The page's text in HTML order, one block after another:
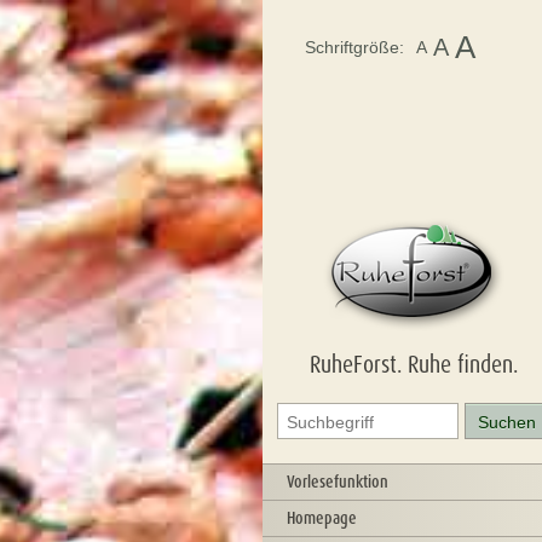
RuheForst. Ruhe finden.
Vorlesefunktion
Homepage
Schriftgröße: A A A